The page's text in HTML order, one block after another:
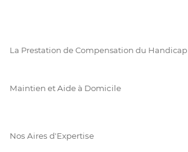
La Prestation de Compensation du Handicap
Maintien et Aide à Domicile
Nos Aires d'Expertise